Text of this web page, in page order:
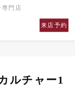
専門店
来店予約
ルチャー1